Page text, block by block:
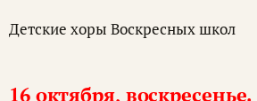
Детские хоры Воскресных школ
16 октября, воскресенье.